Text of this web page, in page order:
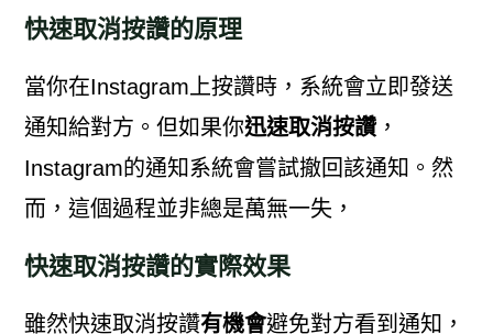
快速取消按讚的原理
當你在Instagram上按讚時，系統會立即發送
通知給對方。但如果你迅速取消按讚，
Instagram的通知系統會嘗試撤回該通知。然
而，這個過程並非總是萬無一失，
快速取消按讚的實際效果
雖然快速取消按讚有機會避免對方看到通知，